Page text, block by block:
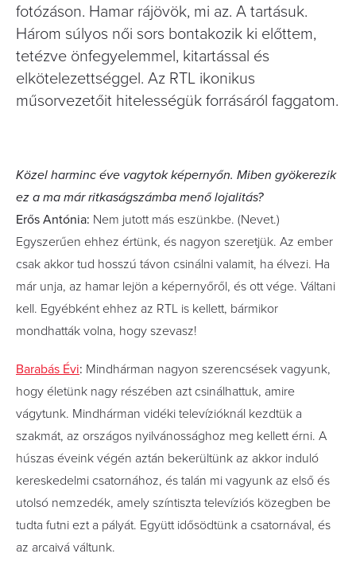
fotózáson. Hamar rájövök, mi az. A tartásuk.
Három súlyos női sors bontakozik ki előttem,
tetézve önfegyelemmel, kitartással és
elkötelezettséggel. Az RTL ikonikus
műsorvezetőit hitelességük forrásáról faggatom.
Közel harminc éve vagytokképernyőn. Miben gyökerezik
ez a ma már ritkaságszámba menőlojalitás?
Erős Antónia: Nem jutott más eszünkbe. (Nevet.)
Egyszerűen ehhez értünk, és nagyon szeretjük. Az ember
csak akkor tud hosszú távon csinálni valamit, ha élvezi. Ha
már unja, az hamar lejön a képernyőről, és ott vége. Váltani
kell. Egyébként ehhez az RTL is kellett, bármikor
mondhatták volna, hogy szevasz!
Barabás Évi: Mindhárman nagyon szerencsések vagyunk,
hogy életünk nagy részében azt csinálhattuk, amire
vágytunk. Mindhárman vidéki televízióknál kezdtük a
szakmát, az országos nyilvánossághoz meg kellett érni. A
húszas éveink végén aztán bekerültünk az akkor induló
kereskedelmi csatornához, és talán mi vagyunk az első és
utolsó nemzedék, amely színtiszta televíziós közegben be
tudta futni ezt a pályát. Együtt idősödtünk a csatornával, és
az arcaivá váltunk.